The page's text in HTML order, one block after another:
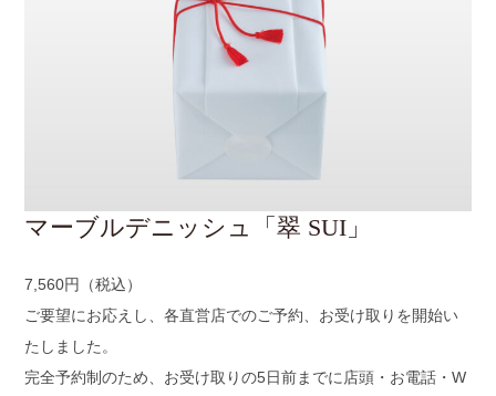
マーブルデニッシュ「翠 SUI」
7,560円（税込）
ご要望にお応えし、各直営店でのご予約、お受け取りを開始い
たしました。
完全予約制のため、お受け取りの5日前までに店頭・お電話・W